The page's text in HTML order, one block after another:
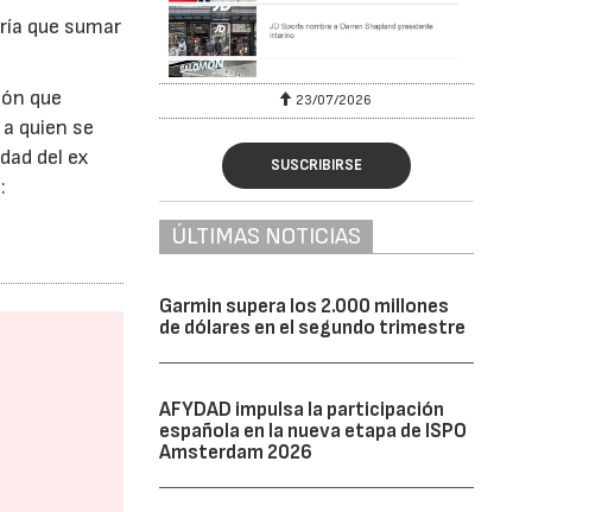
que sumar
que
quien se
del ex
2026 23/07/2026
SUSCRIBIRSE
ÚLTIMAS NOTICIAS
Garmin supera los 2.000 millones
de dólares en el segundo trimestre
AFYDAD impulsa la participación
española en la nueva etapa de ISPO
Amsterdam 2026